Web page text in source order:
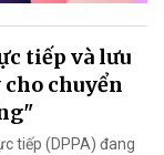
tiếp và lưu
chuyển
tiếp (DPPA) đang